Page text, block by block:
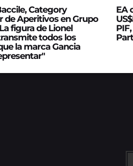
Category
de Aperitivos en Grupo
figura de Lionel
todos los
la marca Gancia
EA